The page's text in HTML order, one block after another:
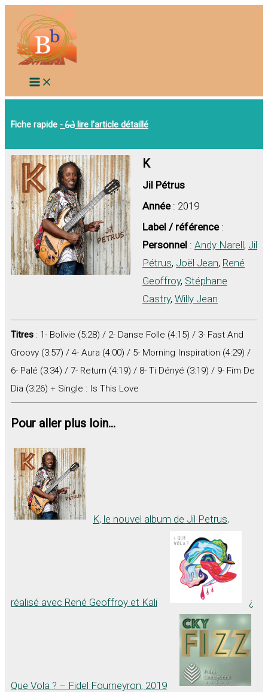
contenu
Fiche rapide - lire l'article détaillé
K
Jil Pétrus
Année: 2019
Label / référence:
Personnel : Andy Narell, Jil
Pétrus, Joël Jean, René
Geoffroy, Stéphane
Castry, Willy Jean
Titres : 1- Bolivie (5:28) / 2- Danse Folle (4:15) / 3- Fast And
Groovy (3:57) / 4- Aura (4:00) / 5- Morning Inspiration (4:29) /
6- Palé (3:34) / 7- Return (4:19) / 8- Ti Dényé (3:19) / 9- Fim De
Dia (3:26) + Single : Is This Love
Pour aller plus loin...
K, le nouvel album de Jil Petrus,
réalisé avec René Geoffroy et Kali ¿
Que Vola ? – Fidel Fourneyron, 2019